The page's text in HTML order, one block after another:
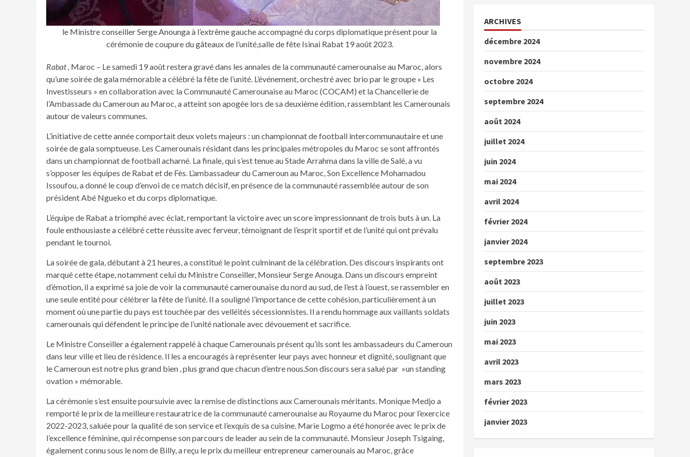
le Ministre conseiller Serge Anounga à l’extrême gauche accompagné du corps diplomatique présent pour la
cérémonie de coupure du gâteaux de l’unité,salle de fête Isinai Rabat 19 août 2023.
Rabat , Maroc – Le samedi 19 août restera gravé dans les annales de la communauté camerounaise au Maroc, alors
qu’une soirée de gala mémorable a célébré la fête de l’unité. L’événement, orchestré avec brio par le groupe « Les
Investisseurs » en collaboration avec la Communauté Camerounaise au Maroc (COCAM) et la Chancellerie de
l’Ambassade du Cameroun au Maroc, a atteint son apogée lors de sa deuxième édition, rassemblant les Camerounais
autour de valeurs communes.
L’initiative de cette année comportait deux volets majeurs : un championnat de football intercommunautaire et une
soirée de gala somptueuse. Les Camerounais résidant dans les principales métropoles du Maroc se sont affrontés
dans un championnat de football acharné. La finale, qui s’est tenue au Stade Arrahma dans la ville de Salé, a vu
s’opposer les équipes de Rabat et de Fès. L’ambassadeur du Cameroun au Maroc, Son Excellence Mohamadou
Issoufou, a donné le coup d’envoi de ce match décisif, en présence de la communauté rassemblée autour de son
président Abé Ngueko et du corps diplomatique.
L’équipe de Rabat a triomphé avec éclat, remportant la victoire avec un score impressionnant de trois buts à un. La
foule enthousiaste a célébré cette réussite avec ferveur, témoignant de l’esprit sportif et de l’unité qui ont prévalu
pendant le tournoi.
La soirée de gala, débutant à 21 heures, a constitué le point culminant de la célébration. Des discours inspirants ont
marqué cette étape, notamment celui du Ministre Conseiller, Monsieur Serge Anouga. Dans un discours empreint
d’émotion, il a exprimé sa joie de voir la communauté camerounaise du nord au sud, de l’est à l’ouest, se rassembler en
une seule entité pour célébrer la fête de l’unité. Il a souligné l’importance de cette cohésion, particulièrement à un
moment où une partie du pays est touchée par des velléités sécessionnistes. Il a rendu hommage aux vaillants soldats
camerounais qui défendent le principe de l’unité nationale avec dévouement et sacrifice.
Le Ministre Conseiller a également rappelé à chaque Camerounais présent qu’ils sont les ambassadeurs du Cameroun
dans leur ville et lieu de résidence. Il les a encouragés à représenter leur pays avec honneur et dignité, soulignant que
le Cameroun est notre plus grand bien , plus grand que chacun d’entre nous.Son discours sera salué par »un standing
ovation » mémorable.
La cérémonie s’est ensuite poursuivie avec la remise de distinctions aux Camerounais méritants. Monique Medjo a
remporté le prix de la meilleure restauratrice de la communauté camerounaise au Royaume du Maroc pour l’exercice
2022-2023, saluée pour la qualité de son service et l’exquis de sa cuisine. Marie Logmo a été honorée avec le prix de
l’excellence féminine, qui récompense son parcours de leader au sein de la communauté. Monsieur Joseph Tsigaing,
également connu sous le nom de Billy, a reçu le prix du meilleur entrepreneur camerounais au Maroc, grâce
ARCHIVES
décembre 2024
novembre 2024
octobre 2024
septembre 2024
août 2024
juillet 2024
juin 2024
mai 2024
avril 2024
février 2024
janvier 2024
septembre 2023
août 2023
juillet 2023
juin 2023
mai 2023
avril 2023
mars 2023
février 2023
janvier 2023